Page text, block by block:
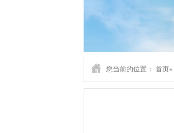
您当前的位置： 首页 »